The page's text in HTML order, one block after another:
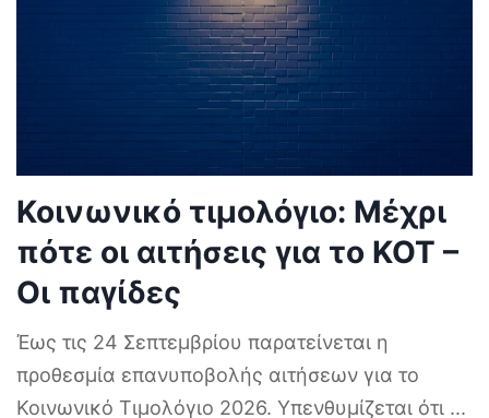
Κοινωνικό τιμολόγιο: Μέχρι
πότε οι αιτήσεις για το ΚΟΤ –
Οι παγίδες
Έως τις 24 Σεπτεμβρίου παρατείνεται η
προθεσμία επανυποβολής αιτήσεων για το
Κοινωνικό Τιμολόγιο 2026. Υπενθυμίζεται ότι ...